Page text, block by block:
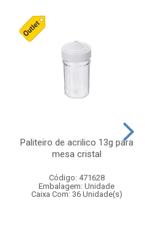
Paliteiro de acrilico 13g para
mesa cristal
Código: 471628
Embalagem: Unidade
Caixa Com: 36 Unidade(s)